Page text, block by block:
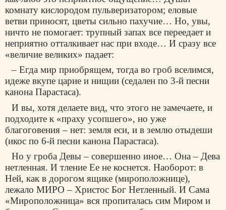
комнату кислородом пульверизатором; еловые
ветви приносят, цветы сильно пахучие… Но, увы,
ничто не помогает: трупный запах все переедает и
неприятно отталкивает нас при входе… И сразу все
«величие великих» падает:
– Егда мир приобрящем, тогда во гроб вселимся,
идеже вкупе царие и нищии (седален по 3-й песни
канона Парастаса).
И вы, хотя делаете вид, что этого не замечаете, и
подходите к «праху усопшего», но уже
благоговения – нет: земля еси, и в землю отыдеши
(икос по 6-й песни канона Парастаса).
Но у гроба Девы – совершенно иное… Она – Дева
нетленная. И тление Ее не коснется. Наоборот: в
Ней, как в дорогом ящике (мироположнице),
лежало МИРО – Христос Бог Нетленный. И Сама
«Мироположница» вся пропиталась сим Миром и